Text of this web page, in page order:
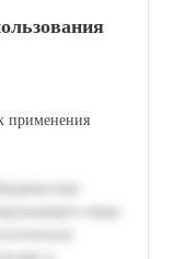
применения